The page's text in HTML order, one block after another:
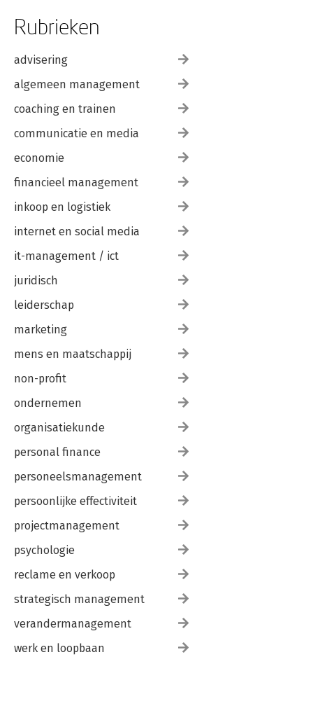
Rubrieken
advisering
algemeen management
coaching en trainen
communicatie en media
economie
financieel management
inkoop en logistiek
internet en social media
it-management / ict
juridisch
leiderschap
marketing
mens en maatschappij
non-profit
ondernemen
organisatiekunde
personal finance
personeelsmanagement
persoonlijke effectiviteit
projectmanagement
psychologie
reclame en verkoop
strategisch management
verandermanagement
werk en loopbaan